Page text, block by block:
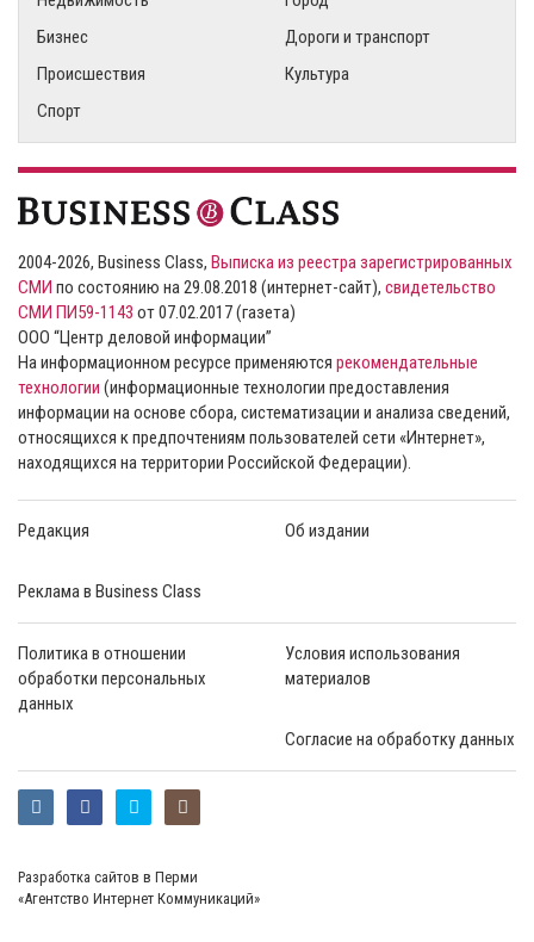
Бизнес
Дороги и транспорт
Происшествия
Культура
Спорт
2004-2026, Business Class, Выписка из реестра зарегистрированных
СМИ по состоянию на 29.08.2018 (интернет-сайт), свидетельство
СМИ ПИ59-1143 от 07.02.2017 (газета)
ООО “Центр деловой информации”
На информационном ресурсе применяются рекомендательные
технологии (информационные технологии предоставления
информации на основе сбора, систематизации и анализа сведений,
относящихся к предпочтениям пользователей сети «Интернет»,
находящихся на территории Российской Федерации).
Редакция Об издании
Реклама в Business Class
Политика в отношении
обработки персональных
данных
Условия использования
материалов
Согласие на обработку данных
Разработка сайтов в Перми
«Агентство Интернет Коммуникаций»